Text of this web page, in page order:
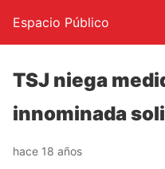
Espacio Público
TSJ niega
innominada
hace 18 años